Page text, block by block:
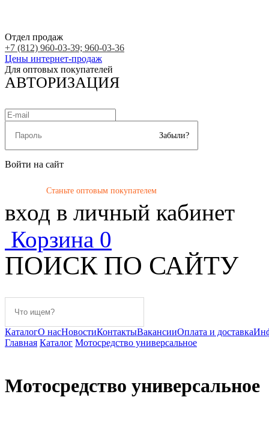
Отдел продаж
+7 (812) 960-03-39; 960-03-36
Цены интернет-продаж
Для оптовых покупателей
АВТОРИЗАЦИЯ
Забыли?
Войти на сайт
Станьте оптовым покупателем
вход в личный кабинет
Корзина 0
ПОИСК ПО САЙТУ
КаталогО насНовостиКонтактыВакансииОплата и доставка
Главная Каталог Мотосредство универсальное
Мотосредство универсальное